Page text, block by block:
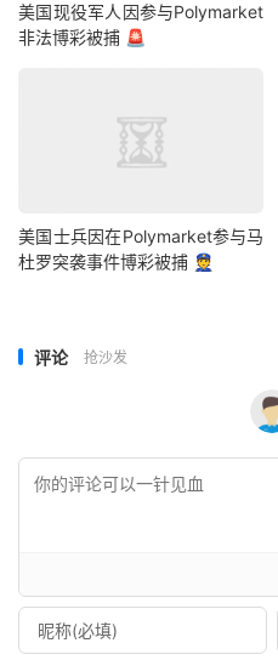
美国现役军人因参与Polymarket
非法博彩被捕 🚨
美国士兵因在Polymarket参与马
杜罗突袭事件博彩被捕 👮
评论 抢沙发